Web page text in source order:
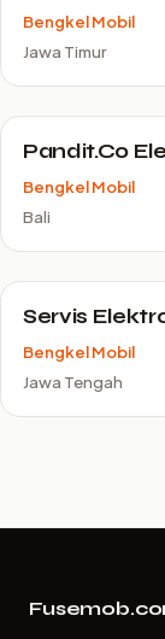
Bengkel Mobil
Jawa Timur
Pandit.Co
Bengkel Mobil
Bali
Servis
Bengkel Mobil
Jawa Tengah